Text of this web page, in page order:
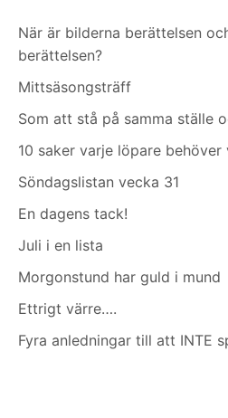
När är bilderna berättelsen
berättelsen?
Mittsäsongsträff
Som att stå på samma ställe
10 saker varje löpare behöver
Söndagslistan vecka 31
En dagens tack!
Juli i en lista
Morgonstund har guld i mund
Ettrigt värre….
Fyra anledningar till att INTE